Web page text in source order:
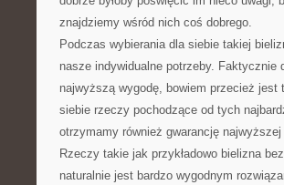
znajdziemy wśród nich coś dobrego.
Podczas wybierania dla siebie takiej
nasze indywidualne potrzeby.
najwyższą wygodę, bowiem przecież jest
siebie rzeczy pochodzące od tych
otrzymamy również gwarancję
Rzeczy takie jak przykładowo bielizna
naturalnie jest bardzo wygodnym